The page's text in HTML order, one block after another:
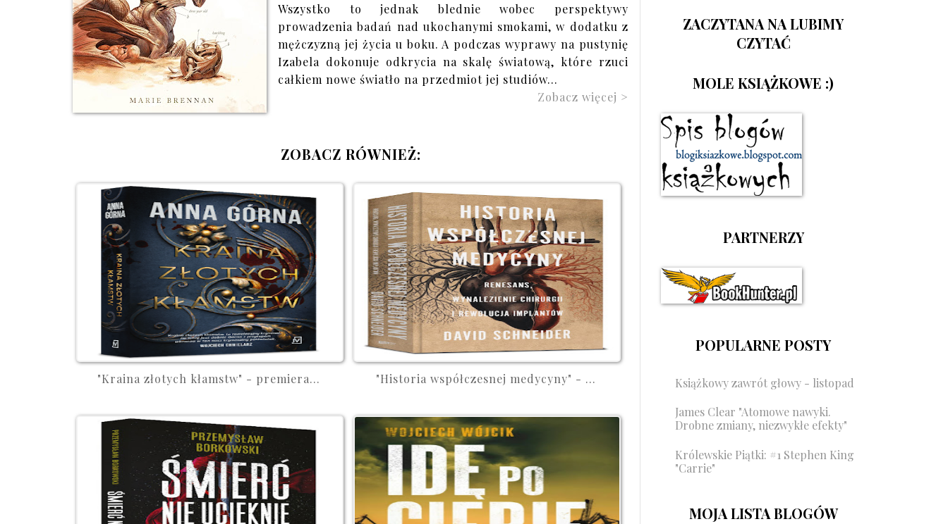
Wszystko to jednak blednie wobec perspektywy
prowadzenia badań nad ukochanymi smokami, w dodatku z
mężczyzną jej życia u boku. A podczas wyprawy na pustynię
Izabela dokonuje odkrycia na skalę światową, które rzuci
całkiem nowe światło na przedmiot jej studiów...
Zobacz więcej >
ZOBACZ RÓWNIEŻ:
"Kraina złotych kłamstw" - premiera... "Historia współczesnej medycyny" - ...
ZACZYTANA NA LUBIMY
CZYTAĆ
MOLE KSIĄŻKOWE :)
PARTNERZY
POPULARNE POSTY
Książkowy zawrót głowy - listopad
James Clear "Atomowe nawyki.
Drobne zmiany, niezwykłe efekty"
Królewskie Piątki: #1 Stephen King
"Carrie"
MOJA LISTA BLOGÓW